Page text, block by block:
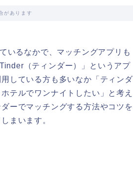
があります
いるなかで、マッチングアプリも
（ティンダー）」というアプ
している方も多いなか「ティンダ
テルでワンナイトしたい」と考え
ーでマッチングする方法やコツを
まいます。